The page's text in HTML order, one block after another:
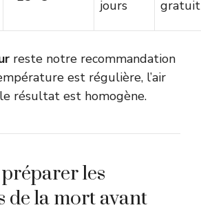
jours gratuit
reste notre recommandation
est régulière, l’air
résultat est homogène.
les
de la mort avant